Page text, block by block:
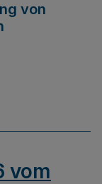
von
vom